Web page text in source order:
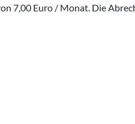
7,00 Euro / Monat. Die